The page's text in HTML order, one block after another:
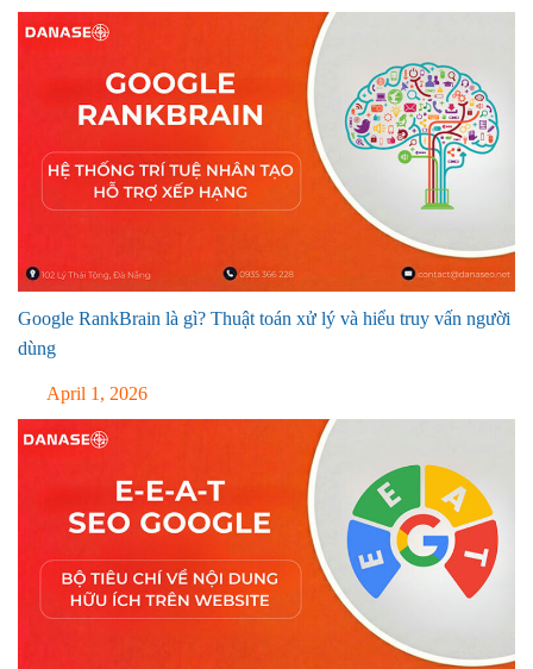
Google RankBrain là gì? Thuật toán xử lý và hiểu truy vấn người
dùng
April 1, 2026